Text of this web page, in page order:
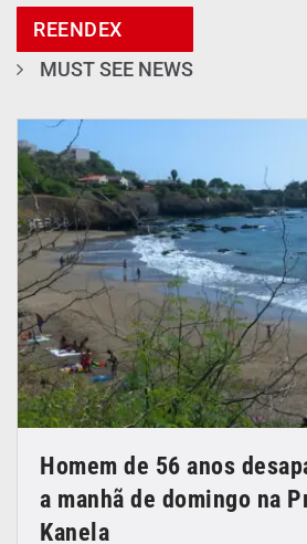
REENDEX
MUST SEE NEWS
Homem de 56 anos
a manhã de domingo na
Kanela